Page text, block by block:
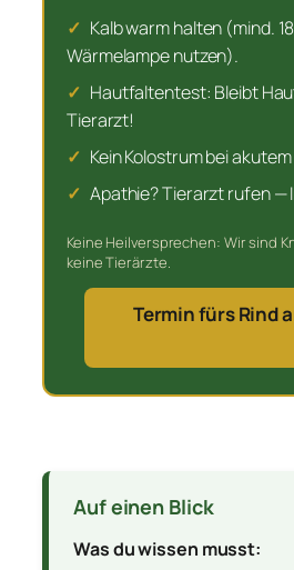
✓ Kalb warm halten (mind.
Wärmelampe nutzen).
✓ Hautfaltentest: Bleibt
Tierarzt!
✓ Kein Kolostrum bei
✓ Apathie? Tierarzt rufen —
Keine Heilversprechen: Wir sind
keine Tierärzte.
Termin fürs Rind
Auf einen Blick
Was du wissen musst: